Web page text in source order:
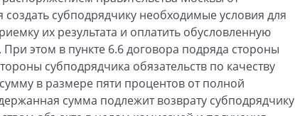
субподрядчику необходимые условия для
их результата и оплатить обусловленную
этом в пункте 6.6 договора подряда стороны
субподрядчика обязательств по качеству
в размере пяти процентов от полной
сумма подлежит возврату субподрядчику